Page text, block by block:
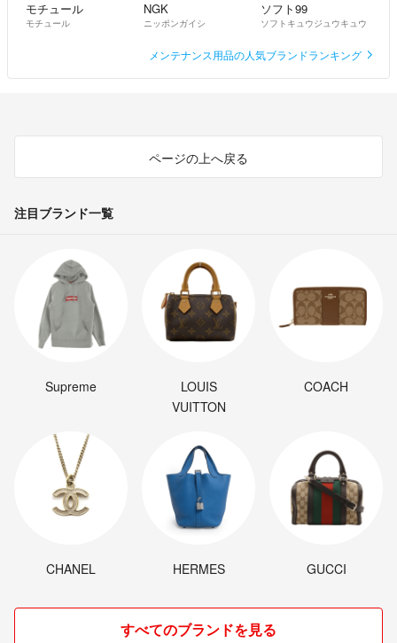
モチュール
モチュール
NGK
ニッポンガイシ
ソフト99
ソフトキュウジュウキュウ
メンテナンス用品の人気ブランドランキング
ページの上へ戻る
注目ブランド一覧
Supreme
LOUIS
VUITTON
COACH
CHANEL HERMES GUCCI
すべてのブランドを見る